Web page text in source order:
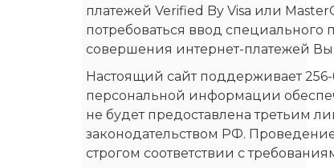
платежей Verified By Visa или
потребоваться ввод
совершения интернет-платежей Вы
Настоящий сайт поддерживает
персональной информации
не будет предоставлена третьим
законодательством РФ.
строгом соответствии с